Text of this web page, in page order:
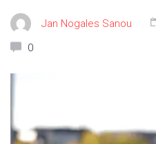
Jan Nogales Sanou
0